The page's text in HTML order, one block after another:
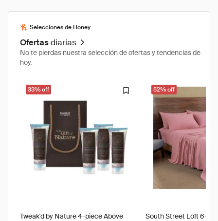
Selecciones de Honey
Ofertasdiarias
No te pierdas nuestra selección de ofertas y tendencias de
hoy.
33% off
Tweak'd by Nature 4-piece Above
52% off
South Street Loft 6-